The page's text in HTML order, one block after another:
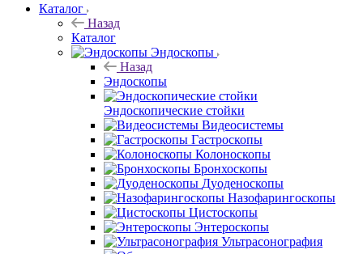
Каталог
Назад
Каталог
Эндоскопы
Назад
Эндоскопы
Эндоскопические стойки
Видеосистемы
Гастроскопы
Колоноскопы
Бронхоскопы
Дуоденоскопы
Назофарингоскопы
Цистоскопы
Энтероскопы
Ультрасонография